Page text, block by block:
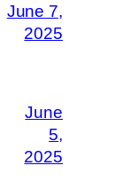
June 7,
2025
June
5,
2025